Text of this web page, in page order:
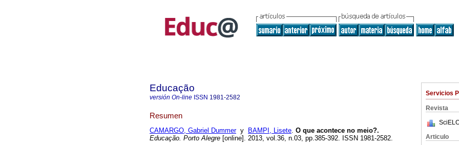
Servicios
Revista
Articulo
Educação
versión On-line ISSN 1981-2582
Resumen
CAMARGO, Gabriel Dummery BAMPI, Lisete. O que acontece no meio?.
Educação. Porto Alegre [online]. 2013, vol.36, n.03, pp.385-392. ISSN 1981-2582.